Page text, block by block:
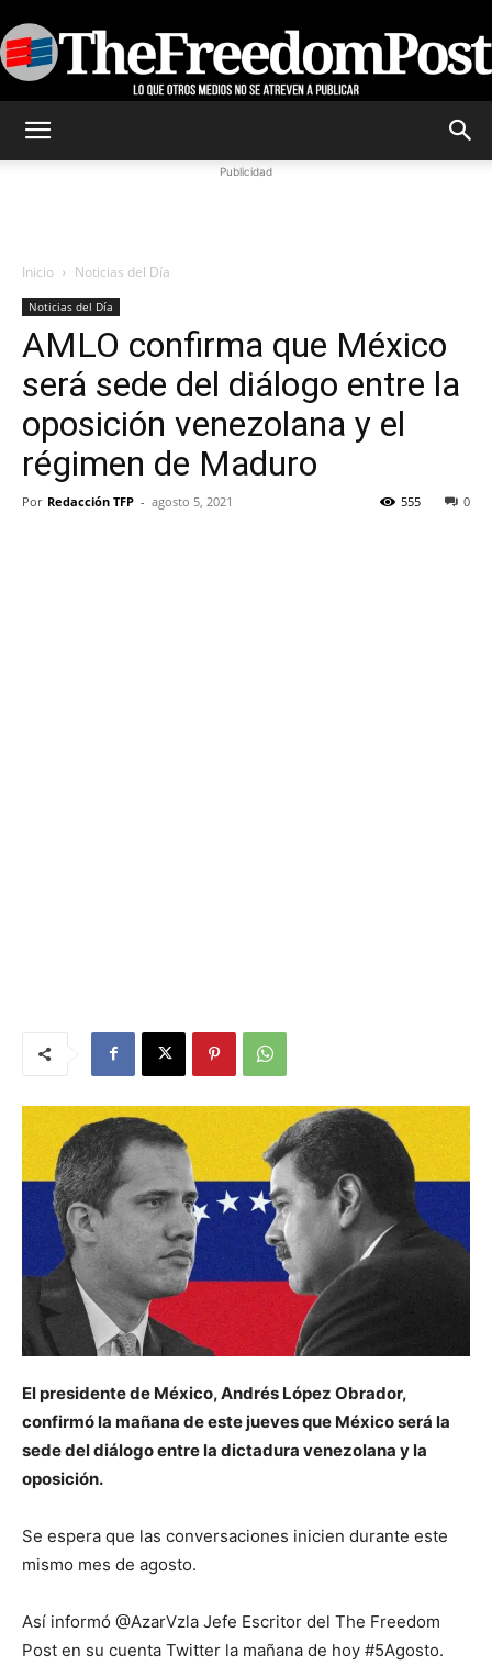
Publicidad
Inicio Noticias del Día
Noticias del Día
AMLO confirma que México
será sede del diálogo entre la
oposición venezolana y el
régimen de Maduro
Por Redacción TFP - agosto 5, 2021 0
555
El presidente de México, Andrés López Obrador,
confirmó la mañana de este jueves que México será la
sede del diálogo entre la dictadura venezolana y la
oposición.
Se espera que las conversaciones inicien durante este
mismo mes de agosto.
Así informó @AzarVzla Jefe Escritor del The Freedom
Post en su cuenta Twitter la mañana de hoy #5Agosto.